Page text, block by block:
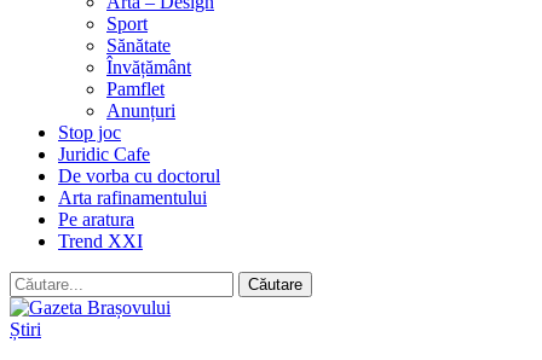
Sport
Sănătate
Învățământ
Pamflet
Anunțuri
Stop joc
Juridic Cafe
De vorba cu doctorul
Arta rafinamentului
Pe aratura
Trend XXI
Știri